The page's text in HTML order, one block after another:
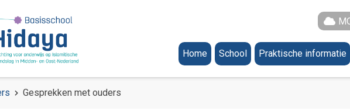
Home
School
Praktische informatie
Gesprekken met ouders